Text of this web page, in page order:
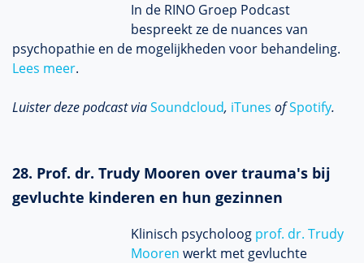
In de RINO Groep Podcast
bespreekt ze de nuances van
psychopathie en de mogelijkheden voor behandeling.
Lees meer.
Luister deze podcast viaSoundcloud, iTunes ofSpotify.
28. Prof. dr. Trudy Mooren over trauma's bij
gevluchte kinderen en hun gezinnen
Klinisch psycholoog prof. dr. Trudy
Mooren werkt met gevluchte